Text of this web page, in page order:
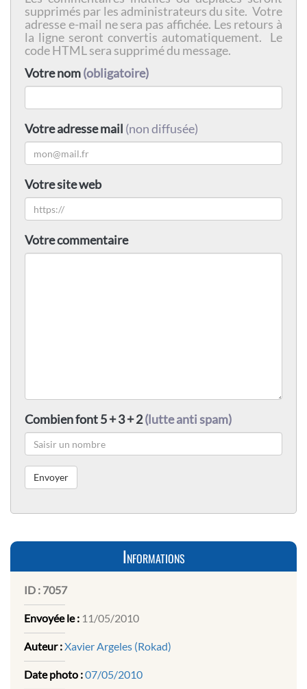
supprimés par les administrateurs du site. Votre
adresse e-mail ne sera pas affichée. Les retours à
la ligne seront convertis automatiquement. Le
code HTML sera supprimé du message.
Votre nom(obligatoire)
Votre adresse mail (non diffusée)
Votre site web
Votre commentaire
Combien font 5 + 3 + 2(lutte anti spam)
Informations
ID : 7057
Envoyée le : 11/05/2010
Auteur :Xavier Argeles (Rokad)
Date photo :07/05/2010